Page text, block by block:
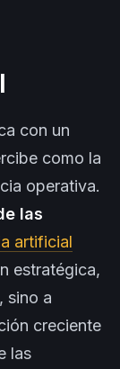
con un
como la
operativa.
las
artificial
estratégica,
sino a
creciente
las